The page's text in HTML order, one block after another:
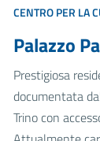
CENTRO PER LA
Palazzo
Prestigiosa
documentata
Trino con